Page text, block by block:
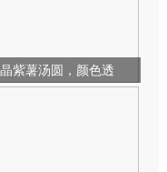
紫薯汤圆，颜色透